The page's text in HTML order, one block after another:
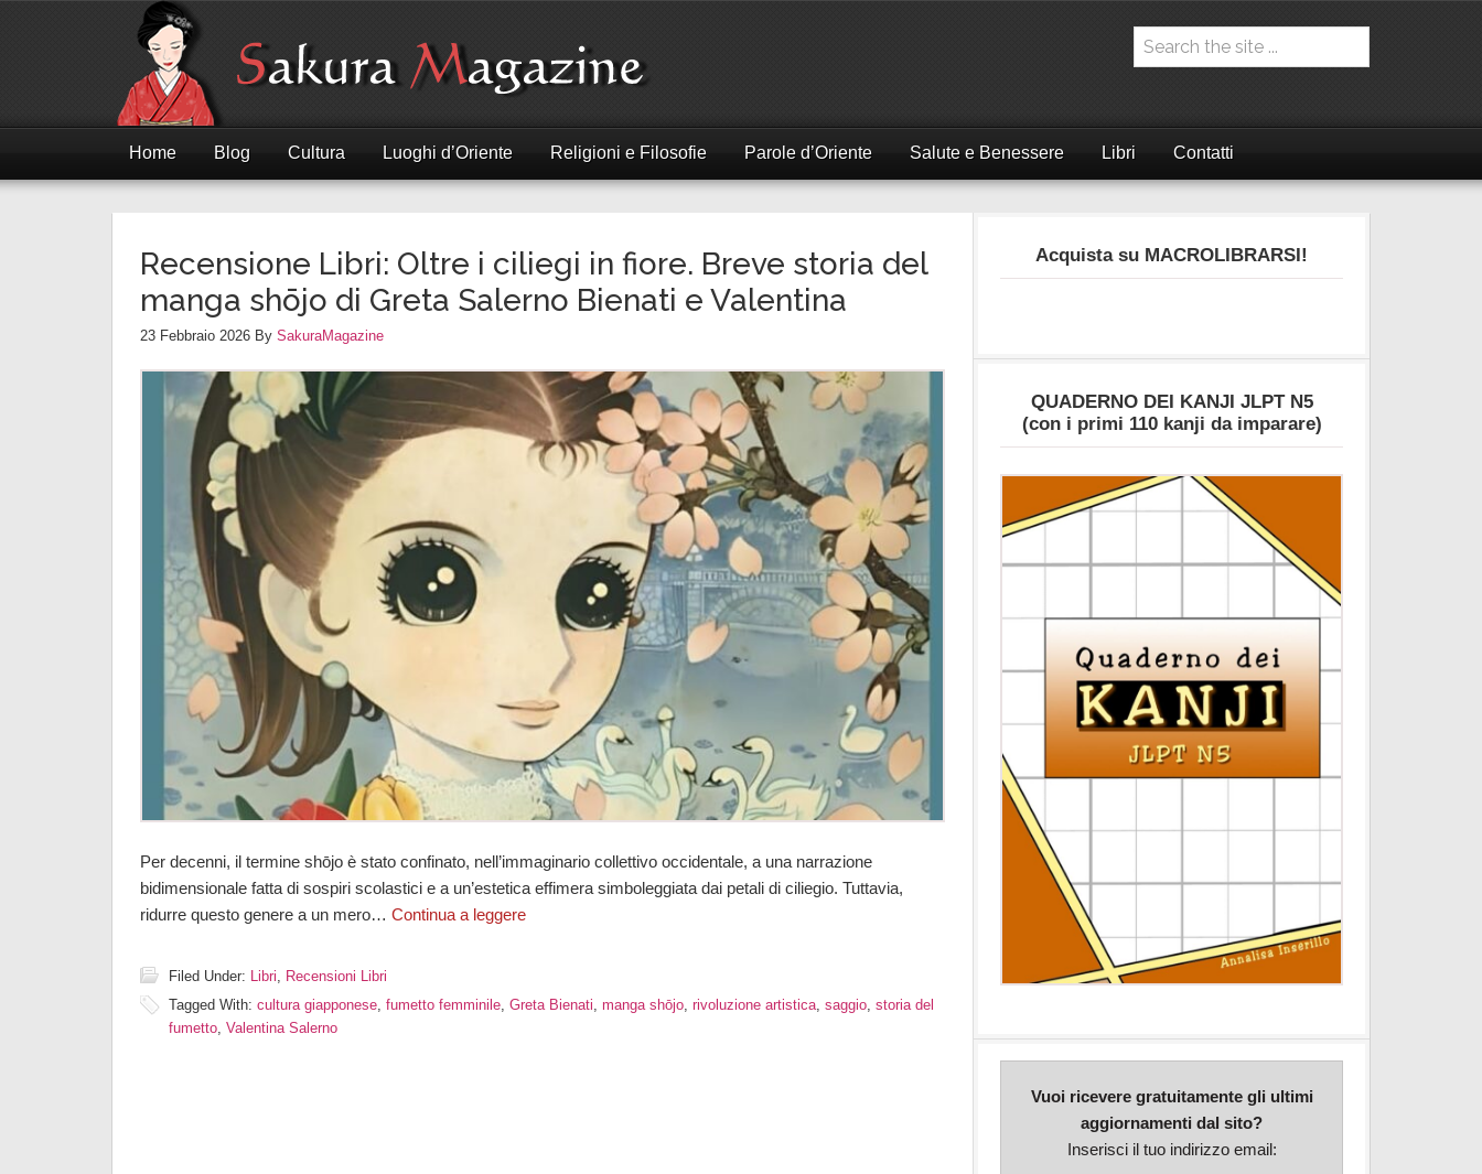
Home Blog Cultura Luoghi d’Oriente Religioni e Filosofie Parole d’Oriente Salute e Benessere Libri Contatti
Recensione Libri: Oltre i ciliegi in fiore. Breve storia del
manga shōjo di Greta Salerno Bienati e Valentina
23 Febbraio 2026 By SakuraMagazine
Per decenni, il termine shōjo è stato confinato, nell’immaginario collettivo occidentale, a una narrazione
bidimensionale fatta di sospiri scolastici e a un’estetica effimera simboleggiata dai petali di ciliegio. Tuttavia,
ridurre questo genere a un mero… Continua a leggere
Filed Under: Libri
Recensioni Libri
Tagged With: cultura giapponese fumetto femminile Greta Bienati manga shōjo rivoluzione artistica saggio storia del
fumetto Valentina Salerno
Acquista su MACROLIBRARSI!
QUADERNO DEI KANJI JLPT N5
(con i primi 110 kanji da imparare)
Vuoi ricevere gratuitamente gli ultimi
aggiornamenti dal sito?
Inserisci il tuo indirizzo email: